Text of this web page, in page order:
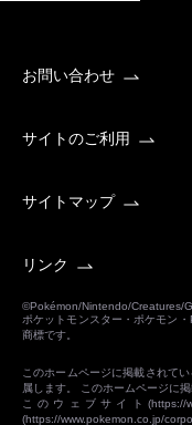
お問い合わせ
サイトのご利用
サイトマップ
リンク
©Pokémon/Nintendo/Creatures/
ポケットモンスター・ポケモン
商標です。
このホームページに掲載されて
属します。 このホームページに
このウェブサイト(https://
(https://www.pokemon.co.jp/